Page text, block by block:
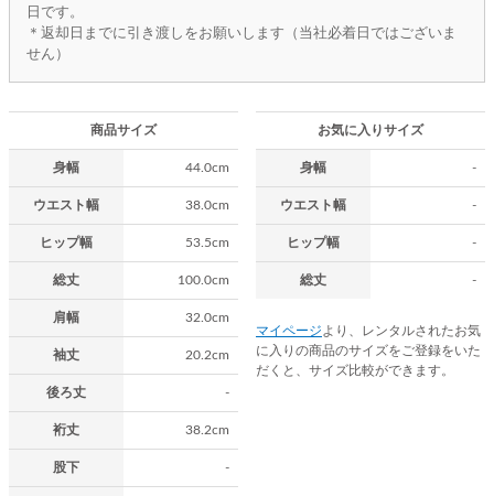
日です。
＊返却日までに引き渡しをお願いします（当社必着日ではございま
せん）
商品サイズ
身幅 44.0cm
ウエスト幅 38.0cm
ヒップ幅 53.5cm
総丈 100.0cm
肩幅 32.0cm
袖丈 20.2cm
後ろ丈 -
裄丈 38.2cm
股下 -
お気に入りサイズ
身幅 -
ウエスト幅 -
ヒップ幅 -
総丈 -
マイページ より、レンタルされたお気
に入りの商品のサイズをご登録をいた
だくと、サイズ比較ができます。